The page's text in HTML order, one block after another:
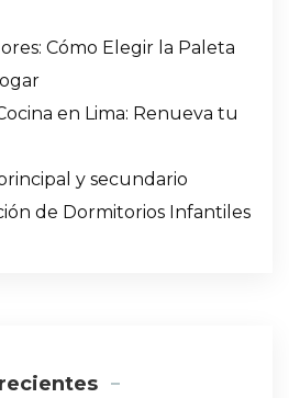
Cómo Elegir la Paleta
en Lima: Renueva tu
y secundario
de Dormitorios Infantiles